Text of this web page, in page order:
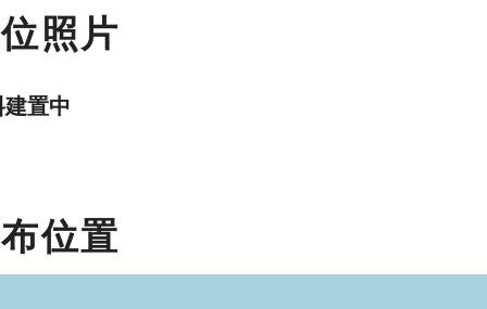
照片
建置中
位置